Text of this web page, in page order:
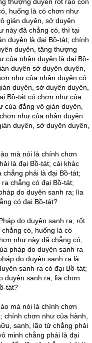
huống là có chơn như
gián duyên, sở duyên
này đã chẳng có, thì tại
duyên là đại Bồ-tát; chính
duyên, tăng thượng
của nhân duyên là đại Bồ-
duyên sở duyên duyên,
như của nhân duyên có
duyên, sở duyên duyên,
Bồ-tát có chơn như của
của đẳng vô gián duyên,
như của nhân duyên
duyên, sở duyên duyên,
mà nói là chính chơn
là đại Bồ-tát; cái khác
phải là đại Bồ-tát;
chẳng có đại Bồ-tát;
do duyên sanh ra; lìa
có đại Bồ-tát?
do duyên sanh ra, rốt
có, huống là có
như này đã chẳng có,
pháp do duyên sanh ra
do duyên sanh ra là
sanh ra có đại Bồ-tát;
duyên sanh ra; lìa chơn
tát?
mà nói là chính chơn
chính chơn như của hành,
sanh, lão tử chẳng phải
minh chẳng phải là đại